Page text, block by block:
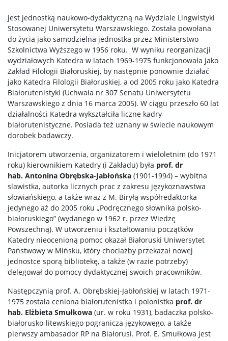
jest jednostką naukowo-dydaktyczną na Wydziale Lingwistyki
Stosowanej Uniwersytetu Warszawskiego. Została powołana
do życia jako samodzielna jednostka przez Ministerstwo
Szkolnictwa Wyższego w 1956 roku. W wyniku reorganizacji
wydziałowych Katedra w latach 1969-1975 funkcjonowała jako
Zakład Filologii Białoruskiej, by następnie ponownie działać
jako Katedra Filologii Białoruskiej, a od 2005 roku jako Katedra
Białorutenistyki (Uchwała nr 307 Senatu Uniwersytetu
Warszawskiego z dnia 16 marca 2005). W ciągu przeszło 60 lat
działalności Katedra wykształciła liczne kadry
białorutenistyczne. Posiada też uznany w świecie naukowym
dorobek badawczy.
Inicjatorem utworzenia, organizatorem i wieloletnim (do 1971
roku) kierownikiem Katedry (i Zakładu) była prof. dr
hab. Antonina Obrębska-Jabłońska (1901-1994) – wybitna
slawistka, autorka licznych prac z zakresu językoznawstwa
słowiańskiego, a także wraz z M. Biryłą współredaktorka
jedynego aż do 2005 roku „Podręcznego słownika polsko-
białoruskiego” (wydanego w 1962 r. przez Wiedzę
Powszechną). W utworzeniu i kształtowaniu początków
Katedry nieocenioną pomoc okazał Białoruski Uniwersytet
Państwowy w Mińsku, który chociażby przekazał nowej
jednostce sporą bibliotekę, a także (w razie potrzeby)
delegował do pomocy dydaktycznej swoich pracowników.
Następczynią prof. A. Obrębskiej-Jabłońskiej w latach 1971-
1975 została ceniona białorutenistka i polonistka prof. dr
hab. Elżbieta Smułkowa (ur. w roku 1931), badaczka polsko-
białorusko-litewskiego pogranicza językowego, a także
pierwszy ambasador RP na Białorusi. Prof. E. Smułkowa jest